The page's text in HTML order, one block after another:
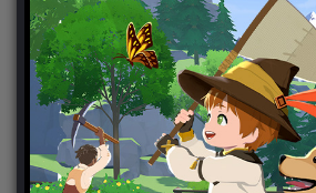
3DS
PC
PS VITA
PS3
PS4
PSP